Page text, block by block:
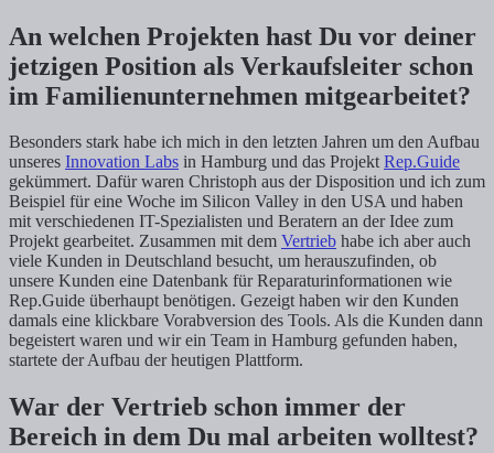
An welchen Projekten hast Du vor deiner
jetzigen Position als Verkaufsleiter schon
im Familienunternehmen mitgearbeitet?
Besonders stark habe ich mich in den letzten Jahren um den Aufbau
unseres Innovation Labs in Hamburg und das ProjektRep.Guide
gekümmert. Dafür waren Christoph aus der Disposition und ich zum
Beispiel für eine Woche im Silicon Valley in den USA und haben
mit verschiedenen IT-Spezialisten und Beratern an der Idee zum
Projekt gearbeitet. Zusammen mit dem Vertrieb habe ich aber auch
viele Kunden in Deutschland besucht, um herauszufinden, ob
unsere Kunden eine Datenbank für Reparaturinformationen wie
Rep.Guide überhaupt benötigen. Gezeigt haben wir den Kunden
damals eine klickbare Vorabversion des Tools. Als die Kunden dann
begeistert waren und wir ein Team in Hamburg gefunden haben,
startete der Aufbau der heutigen Plattform.
War der Vertrieb schon immer der
Bereich in dem Du mal arbeiten wolltest?